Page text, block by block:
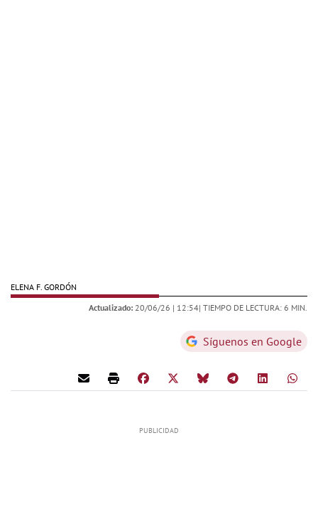
ELENA F. GORDÓN
Actualizado: 20/06/26 | 12:54| TIEMPO DE LECTURA: 6 MIN.
Síguenos en Google